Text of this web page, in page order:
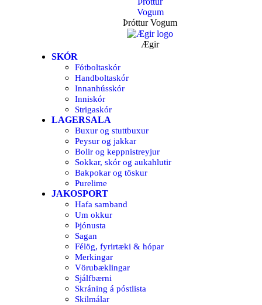
Þróttur Vogum
Ægir
SKÓR
Fótboltaskór
Handboltaskór
Innanhússkór
Inniskór
Strigaskór
LAGERSALA
Buxur og stuttbuxur
Peysur og jakkar
Bolir og keppnistreyjur
Sokkar, skór og aukahlutir
Bakpokar og töskur
Purelime
JAKOSPORT
Hafa samband
Um okkur
Þjónusta
Sagan
Félög, fyrirtæki & hópar
Merkingar
Vörubæklingar
Sjálfbærni
Skráning á póstlista
Skilmálar